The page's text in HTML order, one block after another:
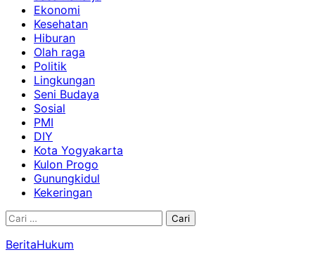
Ekonomi
Kesehatan
Hiburan
Olah raga
Politik
Lingkungan
Seni Budaya
Sosial
PMI
DIY
Kota Yogyakarta
Kulon Progo
Gunungkidul
Kekeringan
Cari
BeritaHukum